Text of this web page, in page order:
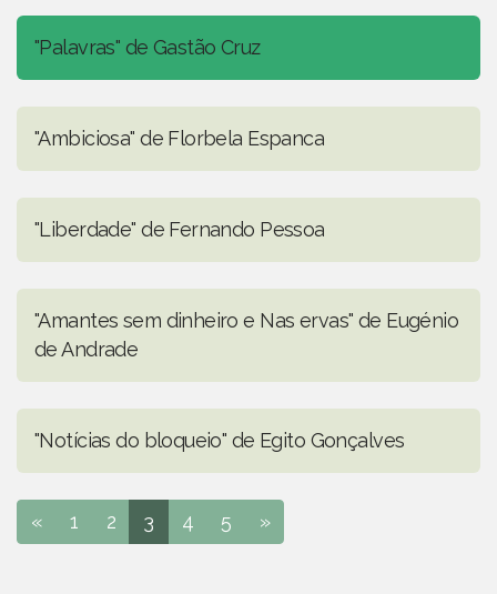
"Palavras" de Gastão Cruz
"Ambiciosa" de Florbela Espanca
"Liberdade" de Fernando Pessoa
"Amantes sem dinheiro e Nas ervas" de Eugénio
de Andrade
"Notícias do bloqueio" de Egito Gonçalves
« 1 2 3 4 5 »